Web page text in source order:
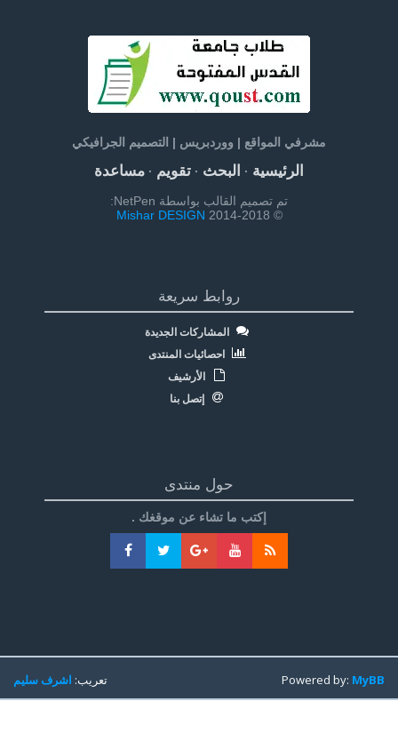
مشرفي المواقع | ووردبريس | التصميم الجرافيكي
الرئيسية· البحث· تقويم· مساعدة
تم تصميم القالب بواسطة NetPen:
© 2014-2018
Mishar DESIGN
روابط سريعة
المشاركات الجديدة
احصائيات المنتدى
الأرشيف
إتصل بنا
حول منتدى
إكتب ما تشاء عن موقغك .
تعريب:اشرف سليم Powered by:MyBB